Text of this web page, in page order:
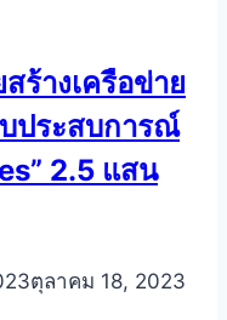
ร้างเครือข่าย
ประสบการณ์
2.5 แสน
ตุลาคม 18, 2023